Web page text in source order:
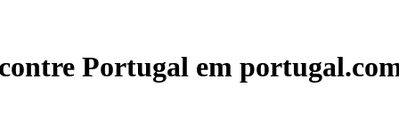
Portugal em